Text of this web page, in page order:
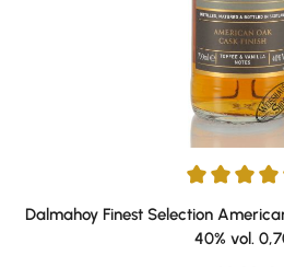
Durchschnittliche Bewertung
Dalmahoy Finest Selection
40% vol.